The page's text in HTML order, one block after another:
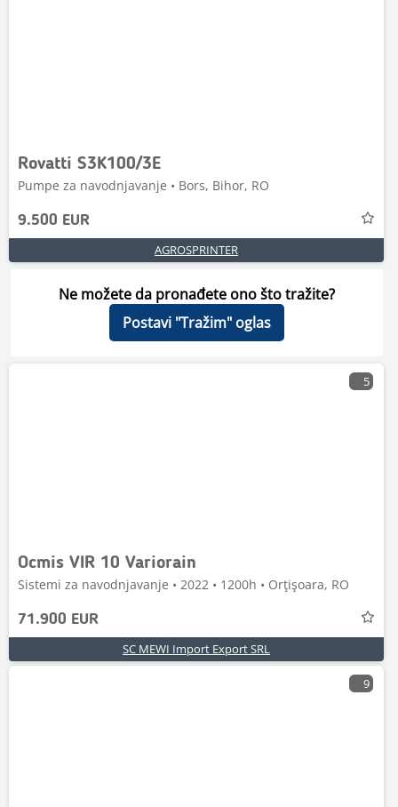
Rovatti S3K100/3E
Pumpe za navodnjavanje • Bors, Bihor, RO
9.500 EUR
AGROSPRINTER
Ne možete da pronađete ono što tražite?
Postavi "Tražim" oglas
5
Ocmis VIR 10 Variorain
Sistemi za navodnjavanje • 2022 • 1200h • Orţişoara, RO
71.900 EUR
SC MEWI Import Export SRL
9